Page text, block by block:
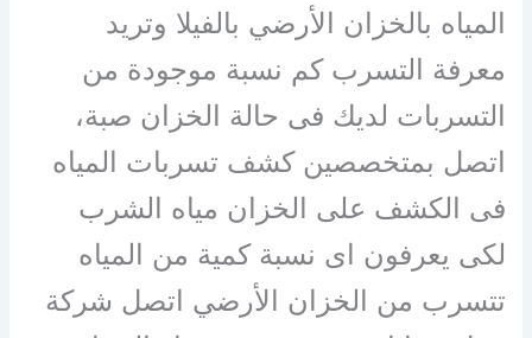
المياه بالخزان الأرضي بالفيلا وتريد
معرفة التسرب كم نسبة موجودة من
التسربات لديك فى حالة الخزان صبة،
اتصل بمتخصصين كشف تسربات المياه
فى الكشف على الخزان مياه الشرب
لكى يعرفون اى نسبة كمية من المياه
تتسرب من الخزان الأرضي اتصل شركة